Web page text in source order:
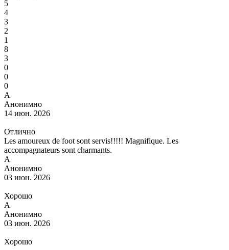
5
4
3
2
1
8
3
0
0
0
А
Анонимно
14 июн. 2026
Отлично
Les amoureux de foot sont servis!!!!! Magnifique. Les
accompagnateurs sont charmants.
А
Анонимно
03 июн. 2026
Хорошо
А
Анонимно
03 июн. 2026
Хорошо